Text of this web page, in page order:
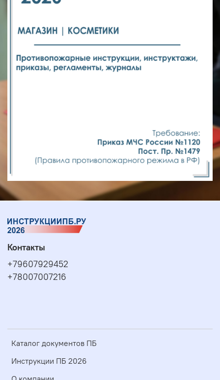
Каталог документов ПБ
Инструкции ПБ 2026
Контакты
+79607929452
+78007007216